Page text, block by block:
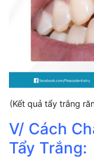
(Kết quả tẩy trắng
V/ Cách
Tẩy Trắng: